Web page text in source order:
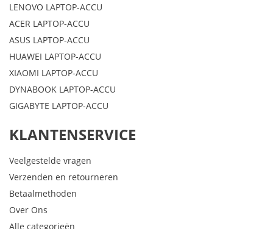
LENOVO LAPTOP-ACCU
ACER LAPTOP-ACCU
ASUS LAPTOP-ACCU
HUAWEI LAPTOP-ACCU
XIAOMI LAPTOP-ACCU
DYNABOOK LAPTOP-ACCU
GIGABYTE LAPTOP-ACCU
KLANTENSERVICE
Veelgestelde vragen
Verzenden en retourneren
Betaalmethoden
Over Ons
Alle categorieën